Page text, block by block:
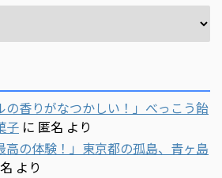
の香りがなつかしい！」べっこう飴
子 に 匿名 より
高の体験！」東京都の孤島、青ヶ島
より